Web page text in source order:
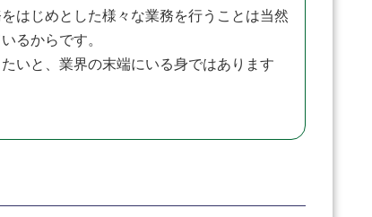
はじめとした様々な業務を行うことは当然
るからです。
いと、業界の末端にいる身ではあります